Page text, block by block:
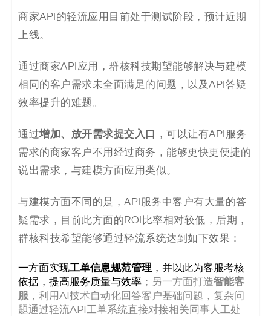
商家API的轻流应用目前处于测试阶段，预计近期
上线。
通过商家API应用，群核科技期望能够解决与建模
相同的客户需求未全面满足的问题，以及API答疑
效率提升的难题。
通过增加、放开需求提交入口 ，可以让有API服务
需求的商家客户不用经过商务，能够更快更便捷的
说出需求，与建模方面应用类似。
与建模方面不同的是，API服务中客户有大量的答
疑需求，目前此方面的ROI比率相对较低，后期，
群核科技希望能够通过轻流系统达到如下效果：
一方面实现工单信息规范管理 ，并以此为客服考核
依据，提高服务质量与效率 ；另一方面打造智能客
服 ，利用AI技术自动化回答客户基础问题，复杂问
题通过轻流API工单系统直接对接相关同事人工处